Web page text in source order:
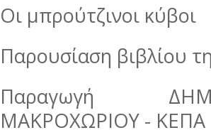
Οι μπρούτζινοι κύβοι
Παρουσίαση βιβλίου
Παραγωγή
ΜΑΚΡΟΧΩΡΙΟΥ - ΚΕΠΑ